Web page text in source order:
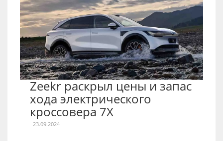
Zeekr раскрыл цены и запас
хода электрического
кроссовера 7X
23.09.2024